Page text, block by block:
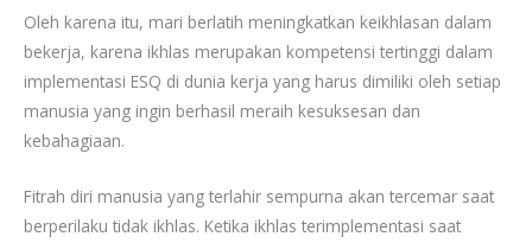
Oleh karena itu, mari berlatih meningkatkan keikhlasan dalam
bekerja, karena ikhlas merupakan kompetensi tertinggi dalam
implementasi ESQ di dunia kerja yang harus dimiliki oleh setiap
manusia yang ingin berhasil meraih kesuksesan dan
kebahagiaan.
Fitrah diri manusia yang terlahir sempurna akan tercemar saat
berperilaku tidak ikhlas. Ketika ikhlas terimplementasi saat